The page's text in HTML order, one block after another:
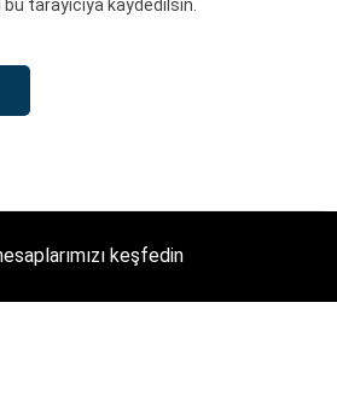
tarayıcıya kaydedilsin.
keşfedin